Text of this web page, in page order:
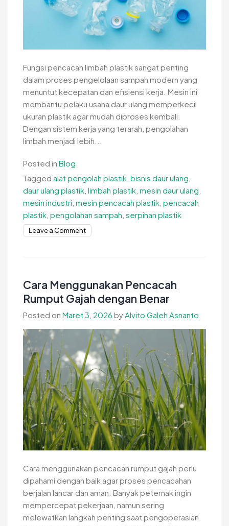
Fungsi pencacah limbah plastik sangat penting
dalam proses pengelolaan sampah modern yang
menuntut kecepatan dan efisiensi kerja. Mesin ini
membantu pelaku usaha daur ulang memperkecil
ukuran plastik agar mudah diproses kembali.
Dengan sistem kerja yang terarah, pengolahan
limbah menjadi lebih...
Posted in Blog
Tagged alat pengolah plastik bisnis daur ulang
daur ulang plastik limbah plastik mesin daur ulang
mesin industri mesin pencacah plastik pencacah
plastik pengolahan sampah serpihan plastik
Leave a Commenton
dalam
Proses
Daur
Ulang
Cara Menggunakan Pencacah
Rumput Gajah dengan Benar
Posted on Maret 3, 2026 by Alvito Galeh Asnanto
Cara menggunakan pencacah rumput gajah perlu
dipahami dengan baik agar proses pencacahan
berjalan lancar dan aman. Banyak peternak ingin
mempercepat pekerjaan, namun sering
melewatkan langkah penting saat pengoperasian.